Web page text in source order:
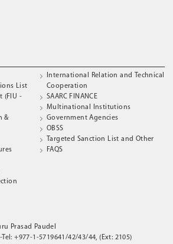
List
(FIU -
&
International Relation and Technical
Cooperation
SAARC FINANCE
Multinational Institutions
Government Agencies
OBSS
Targeted Sanction List and Other
FAQS
Prasad Paudel
+977-1-5719641/42/43/44, (Ext: 2105)